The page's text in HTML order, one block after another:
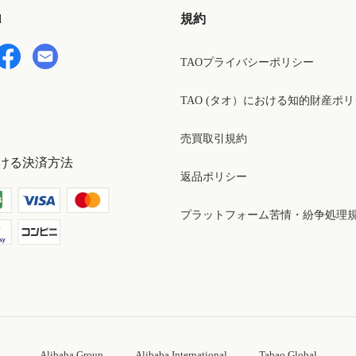
る決済方法
規約
TAOプライバシーポリシー
TAO (タオ）における知的財産ポ
売買取引規約
返品ポリシー
プラットフォーム苦情・紛争処理